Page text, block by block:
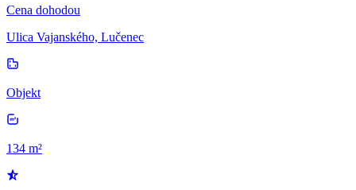
Cena dohodou
Ulica Vajanského, Lučenec
Objekt
134 m²